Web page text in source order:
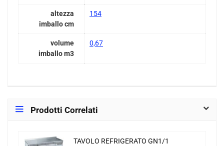
altezza
imballo cm
154
volume
imballo m3
0,67
Prodotti Correlati
TAVOLO REFRIGERATO GN1/1